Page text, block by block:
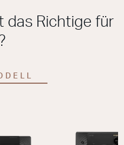
das Richtige für